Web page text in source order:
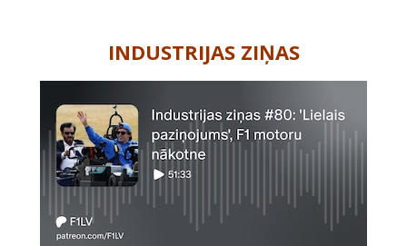
INDUSTRIJAS ZIŅAS